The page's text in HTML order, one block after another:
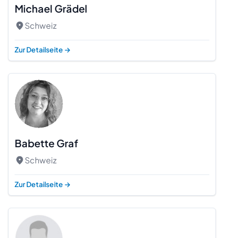
Michael Grädel
Schweiz
Zur Detailseite →
Babette Graf
Schweiz
Zur Detailseite →